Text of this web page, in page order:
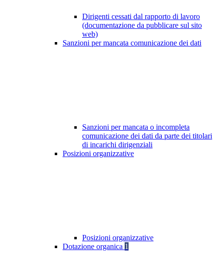
Dirigenti cessati dal rapporto di lavoro
(documentazione da pubblicare sul sito
web)
Sanzioni per mancata comunicazione dei dati
Sanzioni per mancata o incompleta
comunicazione dei dati da parte dei titolari
di incarichi dirigenziali
Posizioni organizzative
Posizioni organizzative
Dotazione organica 1